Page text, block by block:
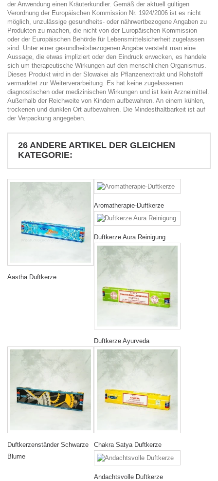
der Anwendung einen Kräuterkundler. Gemäß der aktuell gültigen
Verordnung der Europäischen Kommission Nr. 1924/2006 ist es nicht
möglich, unzulässige gesundheits- oder nährwertbezogene Angaben zu
Produkten zu machen, die nicht von der Europäischen Kommission
oder der Europäischen Behörde für Lebensmittelsicherheit zugelassen
sind. Unter einer gesundheitsbezogenen Angabe versteht man eine
Aussage, die etwas impliziert oder den Eindruck erwecken, es handele
sich um therapeutische Wirkungen auf den menschlichen Organismus.
Dieses Produkt wird in der Slowakei als Pflanzenextrakt und Rohstoff
vermarktet zur Weiterverarbeitung. Es hat keine zugelassenen
diagnostischen oder medizinischen Wirkungen und ist kein Arzneimittel.
Außerhalb der Reichweite von Kindern aufbewahren. An einem kühlen,
trockenen und dunklen Ort aufbewahren. Die Mindesthaltbarkeit ist auf
der Verpackung angegeben.
26 ANDERE ARTIKEL DER GLEICHEN
KATEGORIE:
Aastha Duftkerze
Aromatherapie-Duftkerze
Duftkerze Aura Reinigung
Duftkerze Ayurveda
Duftkerzenständer Schwarze
Blume
Chakra Satya Duftkerze
Andachtsvolle Duftkerze